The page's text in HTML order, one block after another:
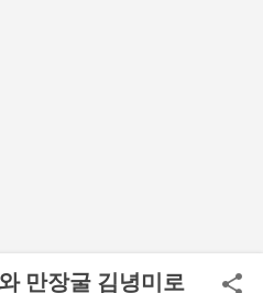
만장굴 김녕미로